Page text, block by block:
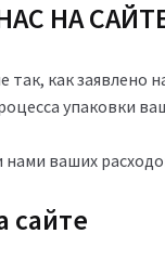
НА
как
упаковки
ваших
сайте